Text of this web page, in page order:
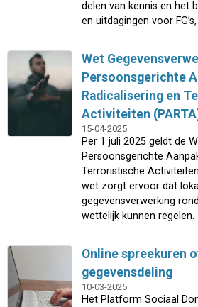
delen van kennis en het
en uitdagingen voor
Wet
Persoonsgerichte
Radicalisering en
Activiteiten
15-04-2025
Per 1 juli 2025 geldt de
Persoonsgerichte
Terroristische
wet zorgt ervoor dat
gegevensverwerking
wettelijk kunnen regelen.
Online spreekuren
gegevensdeling
10-03-2025
Het Platform Sociaal